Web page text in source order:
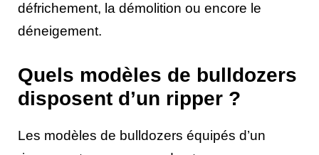
défrichement, la démolition ou encore le
déneigement.
Quels modèles de bulldozers
disposent d’un ripper ?
Les modèles de bulldozers équipés d’un